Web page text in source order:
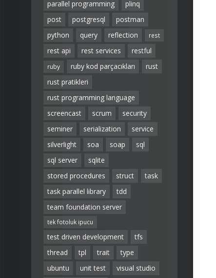
parallel programming
plinq
post
postgresql
postman
python
query reflection rest
rest api rest services restful
ruby ruby kod parçacıkları
rust
rust pratikleri
rust programming language
screencast
scrum
security
seminer
serialization
service
silverlight
soa soap
sql
sql server
sqlite
stored procedures
struct
task
task parallel library
tdd
team foundation server
tek fotoluk ipucu
test driven development
tfs
thread
tpl trait
type
ubuntu
unit test
visual studio